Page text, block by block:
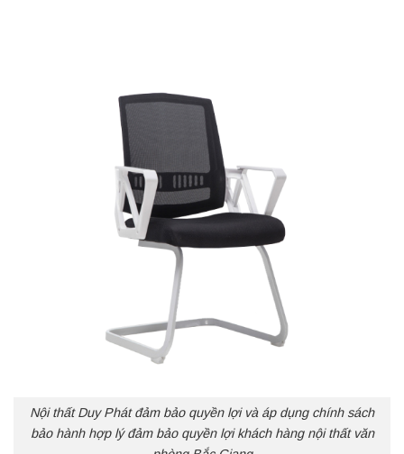
Nội thất Duy Phát đảm bảo quyền lợi và áp dụng chính sách
bảo hành hợp lý đảm bảo quyền lợi khách hàng nội thất văn